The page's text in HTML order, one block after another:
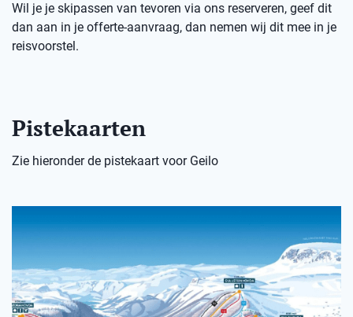
Wil je je skipassen van tevoren via ons reserveren, geef dit
dan aan in je offerte-aanvraag, dan nemen wij dit mee in je
reisvoorstel.
Pistekaarten
Zie hieronder de pistekaart voor Geilo